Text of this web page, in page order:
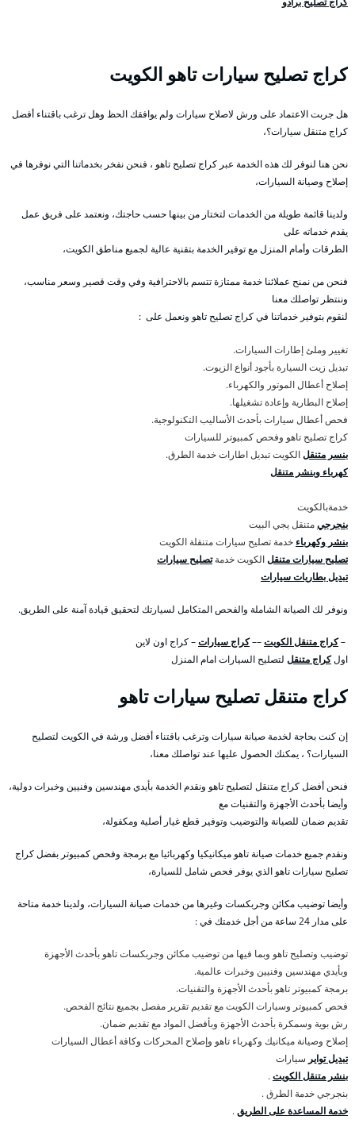
كراج تصليح سيارات تاهو الكويت
هل جربت الاعتماد على ورش لاصلاح سيارات ولم يوافقك الحظ وهل ترغب باقتناء أفضل
كراج متنقل سيارات؟،
نحن هنا لنوفر لك هذه الخدمة عبر كراج تصليح تاهو ، فنحن نفخر بخدماتنا التي نوفرها في
إصلاح وصيانة السيارات،
ولدينا قائمة طويلة من الخدمات لتختار من بينها حسب حاجتك، ونعتمد على فريق عمل
يقدم خدماته على
الطرقات وأمام المنزل مع توفير الخدمة بتقنية عالية لجميع مناطق الكويت،
فنحن من نمنح عملائنا خدمة ممتازة تتسم بالاحترافية وفي وقت قصير وسعر مناسب،
وننتظر تواصلك معنا
لنقوم بتوفير خدماتنا في كراج تصليح تاهو ونعمل على :
تغيير وملئ إطارات السيارات.
تبديل زيت السيارة بأجود أنواع الزيوت.
إصلاح أعطال الموتور والكهرباء.
إصلاح البطارية وإعادة تشغيلها.
فحص أعطال سيارات بأحدث الأساليب التكنولوجية.
كراج تصليح تاهو وفحص كمبيوتر للسيارات
بنسر متنقلالكويت تبديل اطارات خدمة الطرق.
كهرباء وبنشر متنقل
خدمةبالكويت
بنجرجيمتنقل يجي البيت
بنشر وكهرباء خدمة تصليح سيارات متنقلة الكويت
تصليح سيارات متنقلالكويت خدمةتصليح سيارات
تبديل بطاريات سيارات
ونوفر لك الصيانة الشاملة والفحص المتكامل لسيارتك لتحقيق قيادة آمنة على الطريق.
–كراج متنقل الكويت––كراج سيارات– كراج اون لاين
اولكراج متنقل لتصليح السيارات امام المنزل
كراج متنقل تصليح سيارات تاهو
إن كنت بحاجة لخدمة صيانة سيارات وترغب باقتناء أفضل ورشة في الكويت لتصليح
السيارات؟ ، يمكنك الحصول عليها عند تواصلك معنا،
فنحن أفضل كراج متنقل لتصليح تاهو ونقدم الخدمة بأيدي مهندسين وفنيين وخبرات دولية،
وأيضا بأحدث الأجهزة والتقنيات مع
تقديم ضمان للصيانة والتوضيب وتوفير قطع غيار أصلية ومكفولة،
ونقدم جميع خدمات صيانة تاهو ميكانيكيا وكهربائيا مع برمجة وفحص كمبيوتر بفضل كراج
تصليح سيارات تاهو الذي يوفر فحص شامل للسيارة،
وأيضا توضيب مكائن وجربكسات وغيرها من خدمات صيانة السيارات، ولدينا خدمة متاحة
على مدار 24 ساعة من أجل خدمتك في :
توضيب وتصليح تاهو وبما فيها من توضيب مكائن وجربكسات تاهو بأحدث الأجهزة
وبأيدي مهندسين وفنيين وخبرات عالمية.
برمجة كمبيوتر تاهو بأحدث الأجهزة والتقنيات.
فحص كمبيوتر وسيارات الكويت مع تقديم تقرير مفصل بجميع نتائج الفحص.
رش بوية وسمكرة بأحدث الأجهزة وبأفضل المواد مع تقديم ضمان.
إصلاح وصيانة ميكانيك وكهرباء تاهو وإصلاح المحركات وكافة أعطال السيارات
تبديل تواير سيارات
بنشر متنقل الكويت.
بنجرجي خدمة الطرق .
خدمة المساعدة على الطريق.